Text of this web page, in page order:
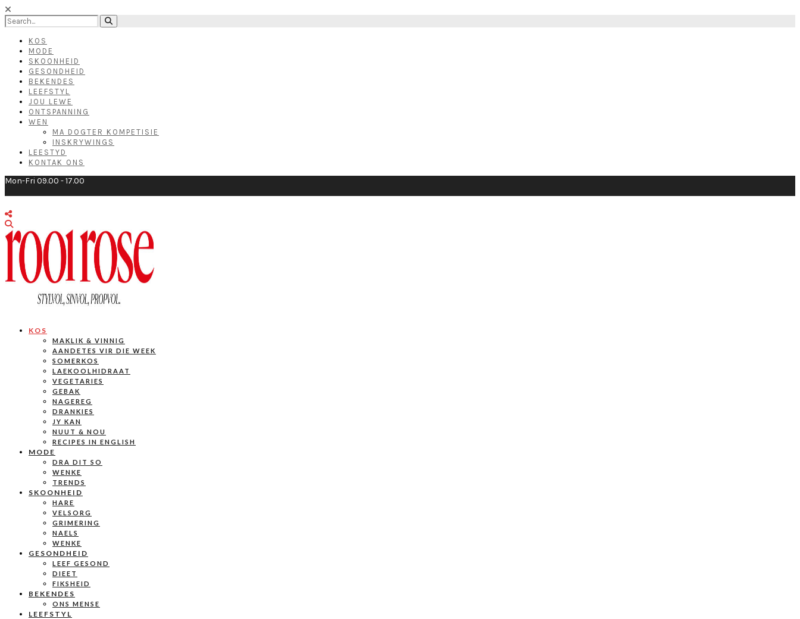
KOS
MODE
SKOONHEID
GESONDHEID
BEKENDES
LEEFSTYL
JOU LEWE
ONTSPANNING
WEN
MA DOGTER KOMPETISIE
INSKRYWINGS
LEESTYD
KONTAK ONS
Mon-Fri 09.00 - 17.00
KOS
MAKLIK & VINNIG
AANDETES VIR DIE WEEK
SOMERKOS
LAEKOOLHIDRAAT
VEGETARIES
GEBAK
NAGEREG
DRANKIES
JY KAN
NUUT & NOU
RECIPES IN ENGLISH
MODE
DRA DIT SO
WENKE
TRENDS
SKOONHEID
HARE
VELSORG
GRIMERING
NAELS
WENKE
GESONDHEID
LEEF GESOND
DIEET
FIKSHEID
BEKENDES
ONS MENSE
LEEFSTYL